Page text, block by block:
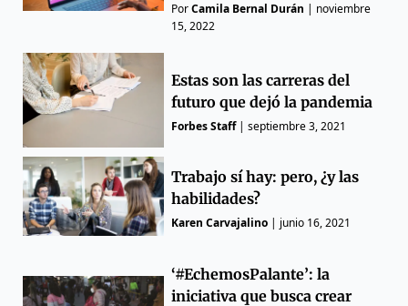
PorCamila Bernal Durán | noviembre
15, 2022
Estas son las carreras del
futuro que dejó la pandemia
Forbes Staff|septiembre 3, 2021
Trabajo sí hay: pero, ¿y las
habilidades?
Karen Carvajalino | junio 16, 2021
‘#EchemosPalante’: la
iniciativa que busca crear